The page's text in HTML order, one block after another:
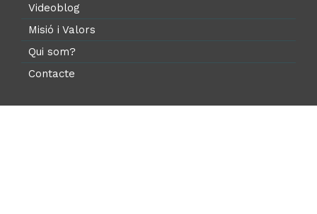
Videoblog
Misió i Valors
Qui som?
Contacte